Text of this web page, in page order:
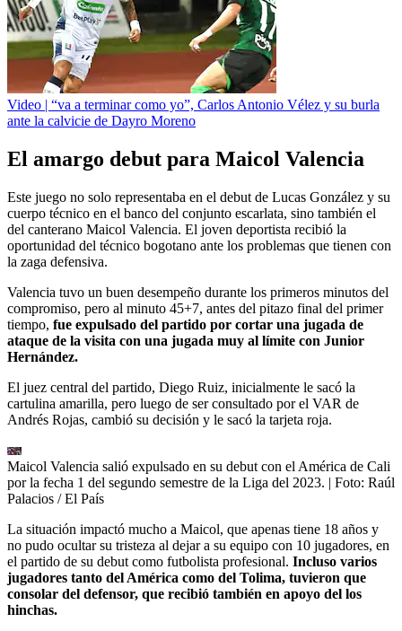
Video | “va a terminar como yo”, Carlos Antonio Vélez y su burla
ante la calvicie de Dayro Moreno
El amargo debut para Maicol Valencia
Este juego no solo representaba en el debut de Lucas González y su
cuerpo técnico en el banco del conjunto escarlata, sino también el
del canterano Maicol Valencia. El joven deportista recibió la
oportunidad del técnico bogotano ante los problemas que tienen con
la zaga defensiva.
Valencia tuvo un buen desempeño durante los primeros minutos del
compromiso, pero al minuto 45+7, antes del pitazo final del primer
tiempo, fue expulsado del partido por cortar una jugada de
ataque de la visita con una jugada muy al límite con Junior
Hernández.
El juez central del partido, Diego Ruiz, inicialmente le sacó la
cartulina amarilla, pero luego de ser consultado por el VAR de
Andrés Rojas, cambió su decisión y le sacó la tarjeta roja.
Maicol Valencia salió expulsado en su debut con el América de Cali
por la fecha 1 del segundo semestre de la Liga del 2023. | Foto: Raúl
Palacios / El País
La situación impactó mucho a Maicol, que apenas tiene 18 años y
no pudo ocultar su tristeza al dejar a su equipo con 10 jugadores, en
el partido de su debut como futbolista profesional. Incluso varios
jugadores tanto del América como del Tolima, tuvieron que
consolar del defensor, que recibió también en apoyo del los
hinchas.